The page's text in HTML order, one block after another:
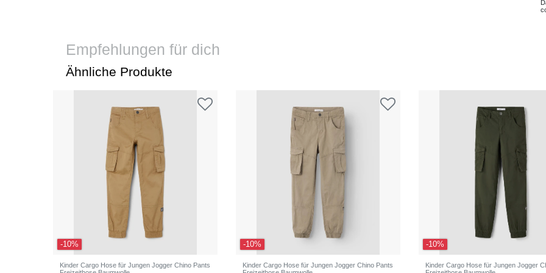
Empfehlungen für dich
Ähnliche Produkte
-10%
Kinder Cargo Hose für Jungen Jogger Chino Pants
-10%
Kinder Cargo Hose für Jungen Jogger Chino Pants
-10%
Kinder Cargo Hose für Jungen Jogger